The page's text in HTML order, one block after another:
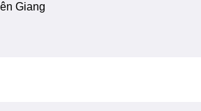
Giang